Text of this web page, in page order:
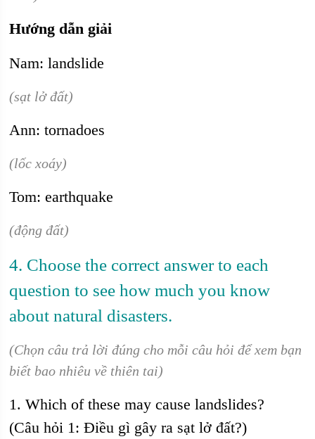
Hướng dẫn giải
Nam: landslide
(sạt lở đất)
Ann: tornadoes
(lốc xoáy)
Tom: earthquake
(động đất)
4. Choose the correct answer to each
question to see how much you know
about natural disasters.
(Chọn câu trả lời đúng cho mỗi câu hỏi để xem bạn
biết bao nhiêu về thiên tai)
1. Which of these may cause landslides?
(Câu hỏi 1: Điều gì gây ra sạt lở đất?)